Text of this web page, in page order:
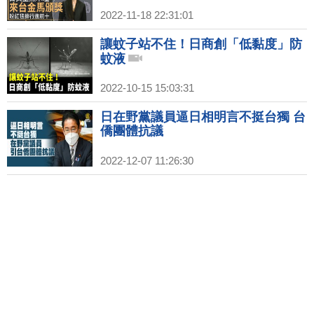
2022-11-18 22:31:01
讓蚊子站不住！日商創「低黏度」防
蚊液
2022-10-15 15:03:31
日在野黨議員逼日相明言不挺台獨 台
僑團體抗議
2022-12-07 11:26:30